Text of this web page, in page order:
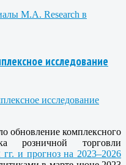
M.A. Research в
исследование
обновление комплексного
розничной торговли
и прогноз на 2023–2026